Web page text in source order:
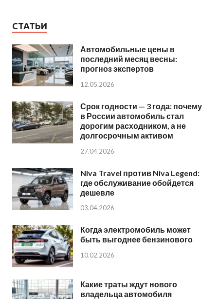
СТАТЬИ
Автомобильные цены в
последний месяц весны:
прогноз экспертов
12.05.2026
Срок годности — 3 года: почему
в России автомобиль стал
дорогим расходником, а не
долгосрочным активом
27.04.2026
Niva Travel против Niva Legend:
где обслуживание обойдется
дешевле
03.04.2026
Когда электромобиль может
быть выгоднее бензинового
10.02.2026
Какие траты ждут нового
владельца автомобиля